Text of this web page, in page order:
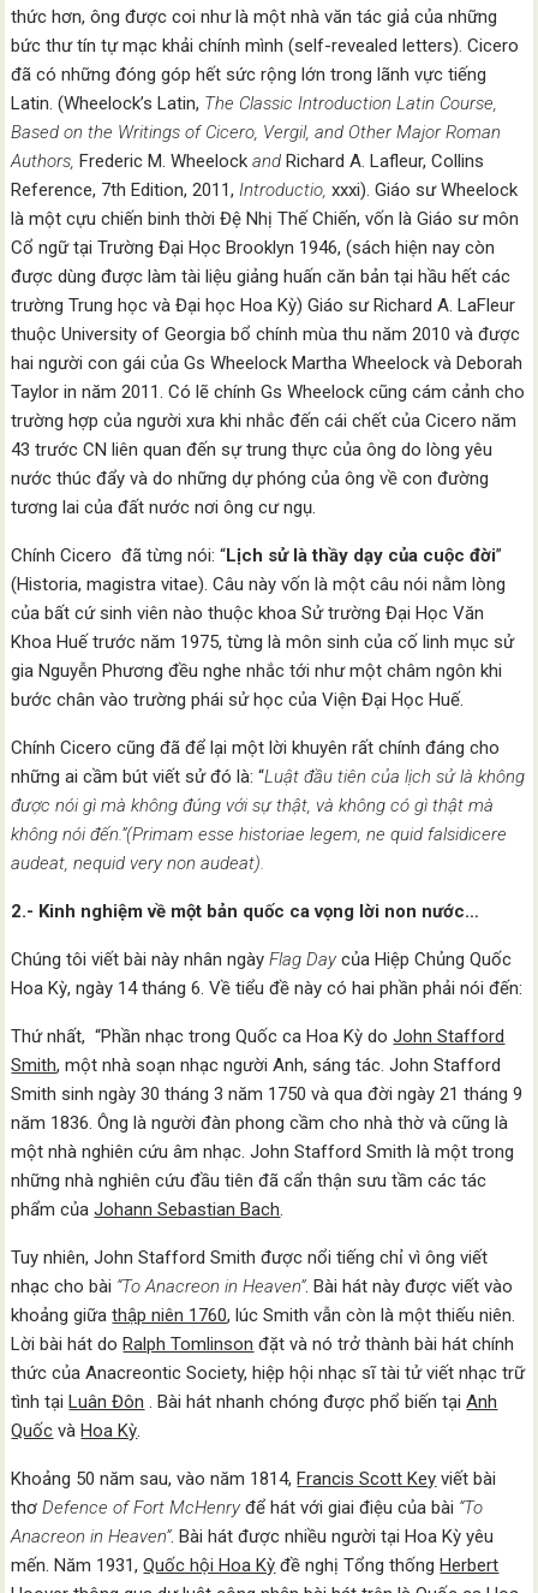
thức hơn, ông được coi như là một nhà văn tác giả của những
bức thư tín tự mạc khải chính mình (self-revealed letters). Cicero
đã có những đóng góp hết sức rộng lớn trong lãnh vực tiếng
Latin. (Wheelock’s Latin, The Classic Introduction Latin Course,
Based on the Writings of Cicero, Vergil, and Other Major Roman
Authors,Frederic M. WheelockandRichard A. Lafleur, Collins
Reference, 7th Edition, 2011,Introductio,xxxi). Giáo sư Wheelock
là một cựu chiến binh thời Đệ Nhị Thế Chiến, vốn là Giáo sư môn
Cổ ngữ tại Trường Đại Học Brooklyn 1946, (sách hiện nay còn
được dùng được làm tài liệu giảng huấn căn bản tại hầu hết các
trường Trung học và Đại học Hoa Kỳ) Giáo sư Richard A. LaFleur
thuộc University of Georgia bổ chính mùa thu năm 2010 và được
hai người con gái của Gs Wheelock Martha Wheelock và Deborah
Taylor in năm 2011. Có lẽ chính Gs Wheelock cũng cám cảnh cho
trường hợp của người xưa khi nhắc đến cái chết của Cicero năm
43 trước CN liên quan đến sự trung thực của ông do lòng yêu
nước thúc đẩy và do những dự phóng của ông về con đường
tương lai của đất nước nơi ông cư ngụ.
Chính Cicero đã từng nói: “Lịch sử là thầy dạy của cuộc đời”
(Historia, magistra vitae). Câu này vốn là một câu nói nằm lòng
của bất cứ sinh viên nào thuộc khoa Sử trường Đại Học Văn
Khoa Huế trước năm 1975, từng là môn sinh của cố linh mục sử
gia Nguyễn Phương đều nghe nhắc tới như một châm ngôn khi
bước chân vào trường phái sử học của Viện Đại Học Huế.
Chính Cicero cũng đã để lại một lời khuyên rất chính đáng cho
những ai cầm bút viết sử đó là: “Luật đầu tiên của lịch sử là không
được nói gì mà không đúng với sự thật, và không có gì thật mà
không nói đến.”(Primam esse historiae legem, ne quid falsidicere
audeat, nequid very non audeat).
2.- Kinh nghiệm về một bản quốc ca vọng lời non nước…
Chúng tôi viết bài này nhân ngàyFlag Day của Hiệp Chủng Quốc
Hoa Kỳ, ngày 14 tháng 6. Về tiểu đề này có hai phần phải nói đến:
Thứ nhất, “Phần nhạc trong Quốc ca Hoa Kỳ doJohn Stafford
Smith, một nhà soạn nhạc người Anh, sáng tác. John Stafford
Smith sinh ngày 30 tháng 3 năm 1750 và qua đời ngày 21 tháng 9
năm 1836. Ông là người đàn phong cầm cho nhà thờ và cũng là
một nhà nghiên cứu âm nhạc. John Stafford Smith là một trong
những nhà nghiên cứu đầu tiên đã cẩn thận sưu tầm các tác
phẩm củaJohann Sebastian Bach.
Tuy nhiên, John Stafford Smith được nổi tiếng chỉ vì ông viết
nhạc cho bài “To Anacreon in Heaven”. Bài hát này được viết vào
khoảng giữathập niên 1760, lúc Smith vẫn còn là một thiếu niên.
Lời bài hát doRalph Tomlinson đặt và nó trở thành bài hát chính
thức của Anacreontic Society, hiệp hội nhạc sĩ tài tử viết nhạc trữ
tình tạiLuân Đôn . Bài hát nhanh chóng được phổ biến tạiAnh
Quốc vàHoa Kỳ.
Khoảng 50 năm sau, vào năm 1814,Francis Scott Key viết bài
thơDefence of Fort McHenry để hát với giai điệu của bài “To
Anacreon in Heaven”. Bài hát được nhiều người tại Hoa Kỳ yêu
mến. Năm 1931,Quốc hội Hoa Kỳ đề nghị Tổng thốngHerbert